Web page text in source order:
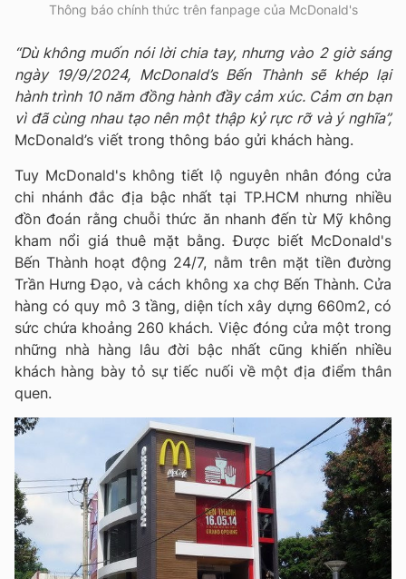
Thông báo chính thức trên fanpage của McDonald's
“Dù không muốn nói lời chia tay, nhưng vào 2 giờ sáng
ngày 19/9/2024, McDonald’s Bến Thành sẽ khép lại
hành trình 10 năm đồng hành đầy cảm xúc. Cảm ơn bạn
vì đã cùng nhau tạo nên một thập kỷ rực rỡ và ý nghĩa”,
McDonald’s viết trong thông báo gửi khách hàng.
Tuy McDonald's không tiết lộ nguyên nhân đóng cửa
chi nhánh đắc địa bậc nhất tại TP.HCM nhưng nhiều
đồn đoán rằng chuỗi thức ăn nhanh đến từ Mỹ không
kham nổi giá thuê mặt bằng. Được biết McDonald's
Bến Thành hoạt động 24/7, nằm trên mặt tiền đường
Trần Hưng Đạo, và cách không xa chợ Bến Thành. Cửa
hàng có quy mô 3 tầng, diện tích xây dựng 660m2, có
sức chứa khoảng 260 khách. Việc đóng cửa một trong
những nhà hàng lâu đời bậc nhất cũng khiến nhiều
khách hàng bày tỏ sự tiếc nuối về một địa điểm thân
quen.